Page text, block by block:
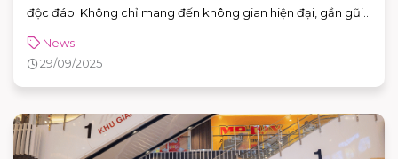
độc đáo. Không chỉ mang đến không gian hiện đại, gần gũi,
đáo, đem lại trải nghiệm ẩm thực trọn vẹn cho khách hàng
News
29/09/2025